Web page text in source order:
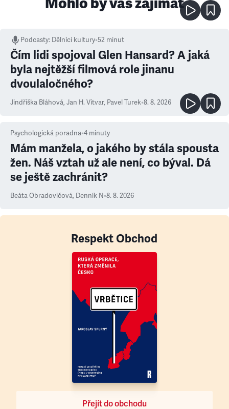
Podcasty: Dělníci kultury•52 minut
Čím lidi spojoval Glen Hansard? A jaká
byla nejtěžší filmová role jinanu
dvoulaločného?
Jindřiška Bláhová, Jan H. Vitvar, Pavel Turek•8. 8. 2026
Psychologická poradna•4 minuty
Mám manžela, o jakého by stála spousta
žen. Náš vztah už ale není, co býval. Dá
se ještě zachránit?
Beáta Obradovičová, Denník N•8. 8. 2026
Respekt Obchod
Přejít do obchodu